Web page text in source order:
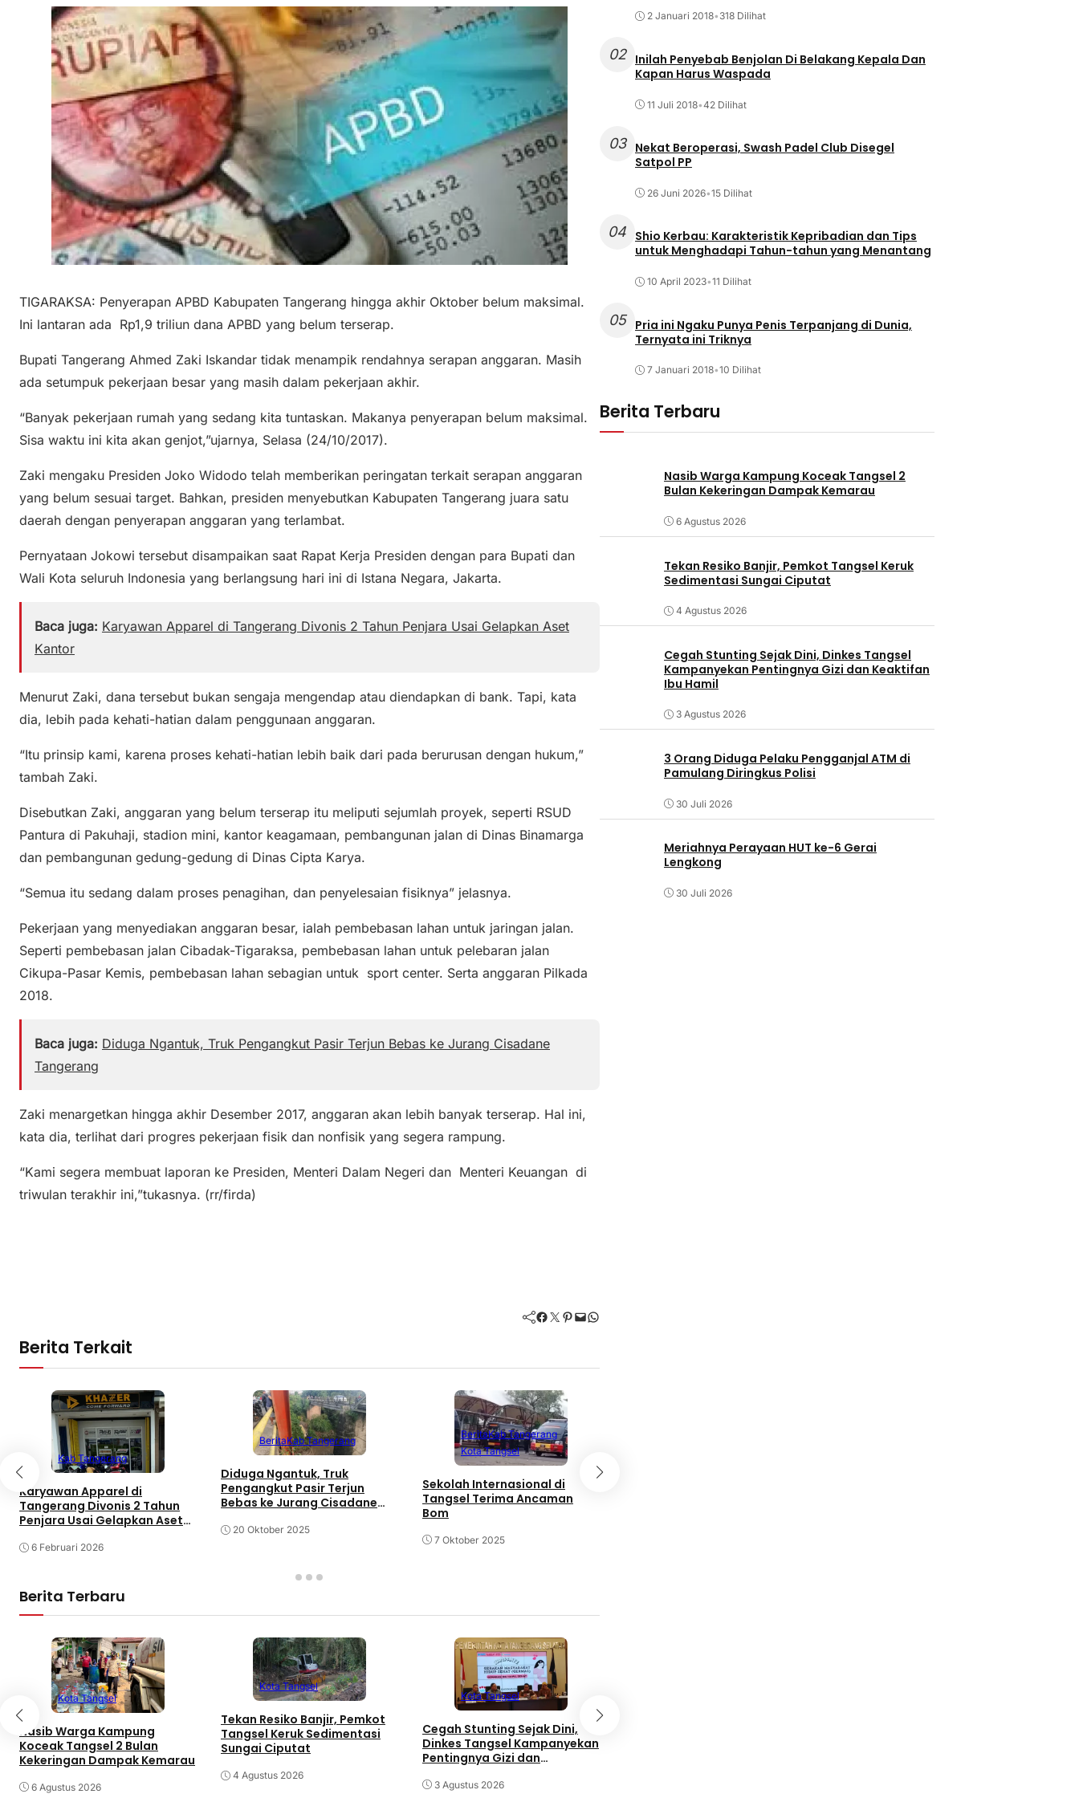
TIGARAKSA: Penyerapan APBD Kabupaten Tangerang hingga akhir Oktober belum maksimal.
Ini lantaran ada Rp1,9 triliun dana APBD yang belum terserap.
Bupati Tangerang Ahmed Zaki Iskandar tidak menampik rendahnya serapan anggaran. Masih
ada setumpuk pekerjaan besar yang masih dalam pekerjaan akhir.
“Banyak pekerjaan rumah yang sedang kita tuntaskan. Makanya penyerapan belum maksimal.
Sisa waktu ini kita akan genjot,”ujarnya, Selasa (24/10/2017).
Zaki mengaku Presiden Joko Widodo telah memberikan peringatan terkait serapan anggaran
yang belum sesuai target. Bahkan, presiden menyebutkan Kabupaten Tangerang juara satu
daerah dengan penyerapan anggaran yang terlambat.
Pernyataan Jokowi tersebut disampaikan saat Rapat Kerja Presiden dengan para Bupati dan
Wali Kota seluruh Indonesia yang berlangsung hari ini di Istana Negara, Jakarta.
Baca juga: Karyawan Apparel di Tangerang Divonis 2 Tahun Penjara Usai Gelapkan Aset
Kantor
Menurut Zaki, dana tersebut bukan sengaja mengendap atau diendapkan di bank. Tapi, kata
dia, lebih pada kehati-hatian dalam penggunaan anggaran.
“Itu prinsip kami, karena proses kehati-hatian lebih baik dari pada berurusan dengan hukum,”
tambah Zaki.
Disebutkan Zaki, anggaran yang belum terserap itu meliputi sejumlah proyek, seperti RSUD
Pantura di Pakuhaji, stadion mini, kantor keagamaan, pembangunan jalan di Dinas Binamarga
dan pembangunan gedung-gedung di Dinas Cipta Karya.
“Semua itu sedang dalam proses penagihan, dan penyelesaian fisiknya” jelasnya.
Pekerjaan yang menyediakan anggaran besar, ialah pembebasan lahan untuk jaringan jalan.
Seperti pembebasan jalan Cibadak-Tigaraksa, pembebasan lahan untuk pelebaran jalan
Cikupa-Pasar Kemis, pembebasan lahan sebagian untuk sport center. Serta anggaran Pilkada
2018.
Baca juga: Diduga Ngantuk, Truk Pengangkut Pasir Terjun Bebas ke Jurang Cisadane
Tangerang
Zaki menargetkan hingga akhir Desember 2017, anggaran akan lebih banyak terserap. Hal ini,
kata dia, terlihat dari progres pekerjaan fisik dan nonfisik yang segera rampung.
“Kami segera membuat laporan ke Presiden, Menteri Dalam Negeri dan Menteri Keuangan di
triwulan terakhir ini,”tukasnya. (rr/firda)
Facebook Twitter Pinterest Mail WhatsApp
Berita Terkait
Kab Tangerang
Karyawan Apparel di
Tangerang Divonis 2 Tahun
Penjara Usai Gelapkan Aset
6 Februari 2026
BeritaKab Tangerang
Diduga Ngantuk, Truk
Pengangkut Pasir Terjun
Bebas ke Jurang Cisadane
20 Oktober 2025
BeritaKab Tangerang
Kota Tangsel
Sekolah Internasional di
Tangsel Terima Ancaman
Bom
7 Oktober 2025
Berita Terbaru
Kota Tangsel
Nasib Warga Kampung
Koceak Tangsel 2 Bulan
Kekeringan Dampak Kemarau
6 Agustus 2026
Kota Tangsel
Tekan Resiko Banjir, Pemkot
Tangsel Keruk Sedimentasi
Sungai Ciputat
4 Agustus 2026
Kota Tangsel
Cegah Stunting Sejak Dini,
Dinkes Tangsel Kampanyekan
Pentingnya Gizi dan
3 Agustus 2026
2 Januari 2018• 318 Dilihat
02
Inilah Penyebab Benjolan Di Belakang Kepala Dan
Kapan Harus Waspada
11 Juli 2018•42 Dilihat
03
Nekat Beroperasi, Swash Padel Club Disegel
Satpol PP
26 Juni 2026•15 Dilihat
04 Shio Kerbau: Karakteristik Kepribadian dan Tips
untuk Menghadapi Tahun-tahun yang Menantang
10 April 2023•11 Dilihat
05
Pria ini Ngaku Punya Penis Terpanjang di Dunia,
Ternyata ini Triknya
7 Januari 2018•10 Dilihat
Berita Terbaru
Nasib Warga Kampung Koceak Tangsel 2
Bulan Kekeringan Dampak Kemarau
6 Agustus 2026
Tekan Resiko Banjir, Pemkot Tangsel Keruk
Sedimentasi Sungai Ciputat
4 Agustus 2026
Cegah Stunting Sejak Dini, Dinkes Tangsel
Kampanyekan Pentingnya Gizi dan Keaktifan
Ibu Hamil
3 Agustus 2026
3 Orang Diduga Pelaku Pengganjal ATM di
Pamulang Diringkus Polisi
30 Juli 2026
Meriahnya Perayaan HUT ke-6 Gerai
Lengkong
30 Juli 2026